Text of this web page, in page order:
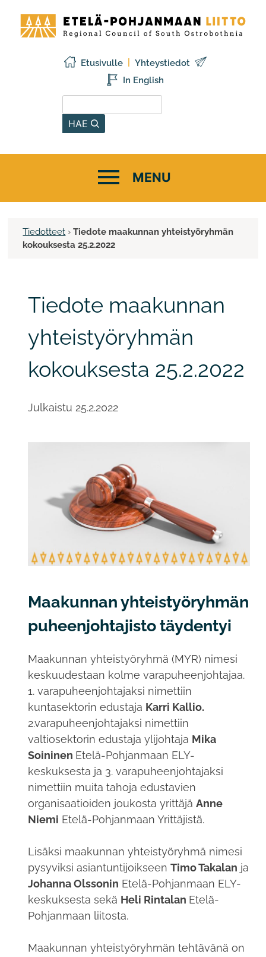
sisältöön
Pohjanmaan
liitto
Etusivulle Yhteystiedot
HAE
In English
Tiedotteet ›Tiedote maakunnan yhteistyöryhmän
kokouksesta 25.2.2022
Tiedote maakunnan
yhteistyöryhmän
kokouksesta 25.2.2022
Julkaistu 25.2.2022
Maakunnan yhteistyöryhmän
puheenjohtajisto täydentyi
Maakunnan yhteistyöryhmä (MYR) nimesi
keskuudestaan kolme varapuheenjohtajaa.
1. varapuheenjohtajaksi nimettiin
kuntasektorin edustaja Karri Kallio.
2.varapuheenjohtajaksi nimettiin
valtiosektorin edustaja ylijohtaja Mika
Soininen Etelä-Pohjanmaan ELY-
keskuksesta ja 3. varapuheenjohtajaksi
nimettiin muita tahoja edustavien
organisaatioiden joukosta yrittäjä Anne
Niemi Etelä-Pohjanmaan Yrittäjistä.
Lisäksi maakunnan yhteistyöryhmä nimesi
pysyviksi asiantuntijoikseen Timo Takalan ja
Johanna Olssonin Etelä-Pohjanmaan ELY-
keskuksesta sekä Heli Rintalan Etelä-
Pohjanmaan liitosta.
Maakunnan yhteistyöryhmän tehtävänä on